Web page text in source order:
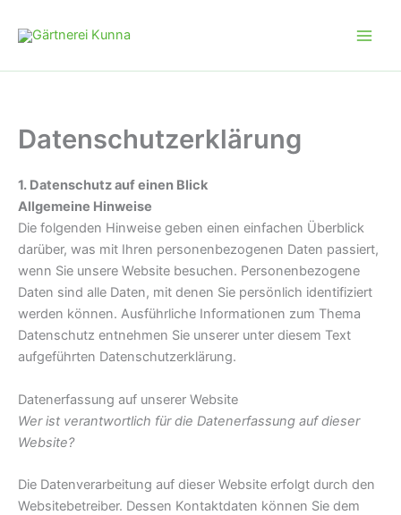
Inhalt
Datenschutzerklärung
1. Datenschutz auf einen Blick
Allgemeine Hinweise
Die folgenden Hinweise geben einen einfachen Überblick
darüber, was mit Ihren personenbezogenen Daten passiert,
wenn Sie unsere Website besuchen. Personenbezogene
Daten sind alle Daten, mit denen Sie persönlich identifiziert
werden können. Ausführliche Informationen zum Thema
Datenschutz entnehmen Sie unserer unter diesem Text
aufgeführten Datenschutzerklärung.
Datenerfassung auf unserer Website
Wer ist verantwortlich für die Datenerfassung auf dieser
Website?
Die Datenverarbeitung auf dieser Website erfolgt durch den
Websitebetreiber. Dessen Kontaktdaten können Sie dem